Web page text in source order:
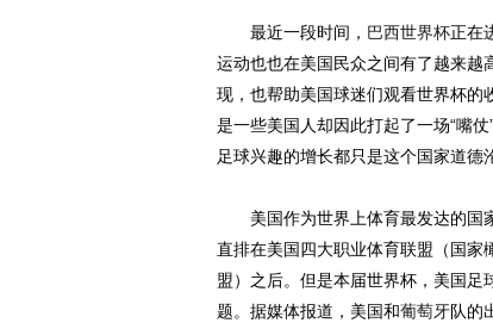
最近一段时间， 巴西世界杯正在
运动也也在美国民众之间有了越来越
现，也帮助美国球迷们观看世界杯的
是一些美国人却因此打起了一场“嘴
足球兴趣的增长都只是这个国家道德
美国作为世界上体育最发达的国
直排在美国四大职业体育联盟（国家
盟）之后。但是本届世界杯，美国
题。据媒体报道，美国和葡萄牙队的